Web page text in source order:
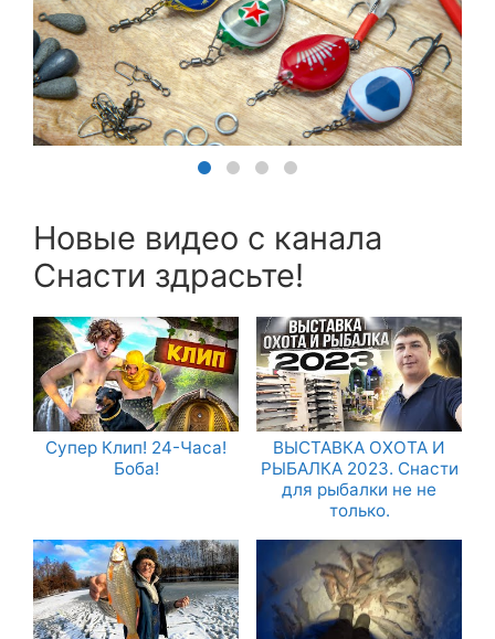
Новые видео с канала
Снасти здрасьте!
Супер Клип! 24-Часа!
Боба!
ВЫСТАВКА ОХОТА И
РЫБАЛКА 2023. Снасти
для рыбалки не не
только.